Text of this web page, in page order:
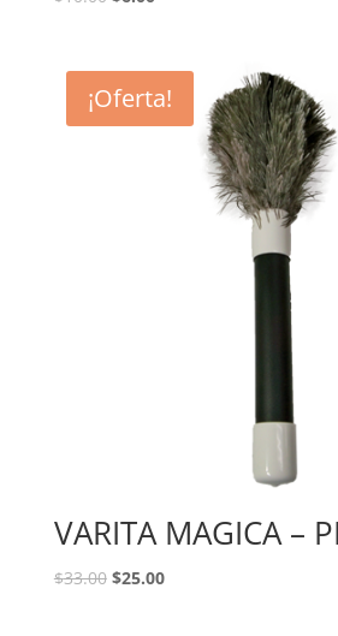
¡Oferta!
VARITA MAGICA –
$33.00 $25.00